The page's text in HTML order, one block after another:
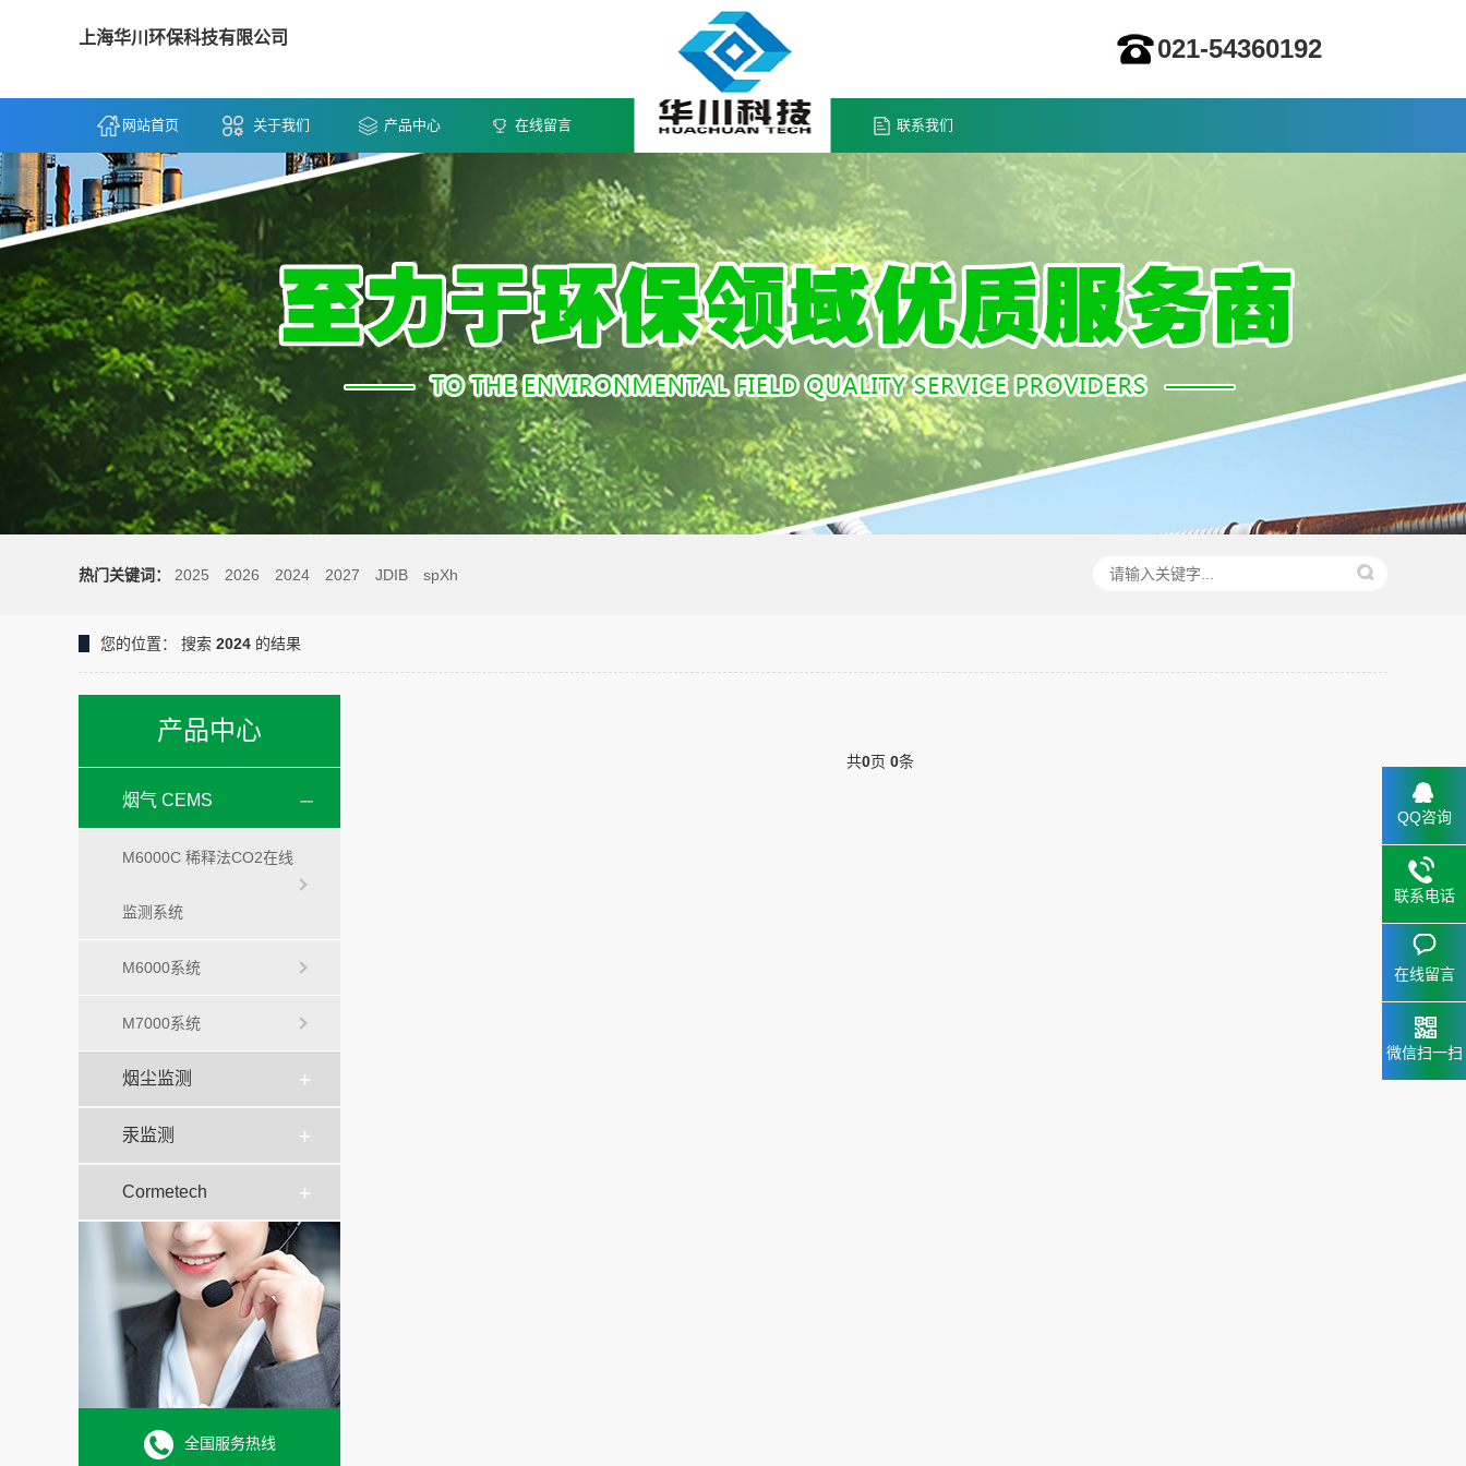
上海华川环保科技有限公司 021-54360192
网站首页 关于我们 产品中心 在线留言 联系我们
热门关键词： 2025 2026 2024 2027 JDIB spXh
您的位置： 搜索 2024 的结果
产品中心
烟气 CEMS
M6000C 稀释法CO2在线
监测系统
M6000系统
M7000系统
烟尘监测
汞监测
Cormetech
全国服务热线
共0页 0条
QQ咨询
联系电话
在线留言
微信扫一扫